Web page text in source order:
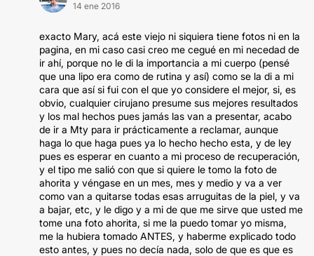
14 ene 2016
exacto Mary, acá este viejo ni siquiera tiene fotos ni en la
pagina, en mi caso casi creo me cegué en mi necedad de
ir ahí, porque no le di la importancia a mi cuerpo (pensé
que una lipo era como de rutina y así) como se la di a mi
cara que así si fui con el que yo considere el mejor, si, es
obvio, cualquier cirujano presume sus mejores resultados
y los mal hechos pues jamás las van a presentar, acabo
de ir a Mty para ir prácticamente a reclamar, aunque
haga lo que haga pues ya lo hecho hecho esta, y de ley
pues es esperar en cuanto a mi proceso de recuperación,
y el tipo me salió con que si quiere le tomo la foto de
ahorita y véngase en un mes, mes y medio y va a ver
como van a quitarse todas esas arruguitas de la piel, y va
a bajar, etc, y le digo y a mi de que me sirve que usted me
tome una foto ahorita, si me la puedo tomar yo misma,
me la hubiera tomado ANTES, y haberme explicado todo
esto antes, y pues no decía nada, solo de que es que es